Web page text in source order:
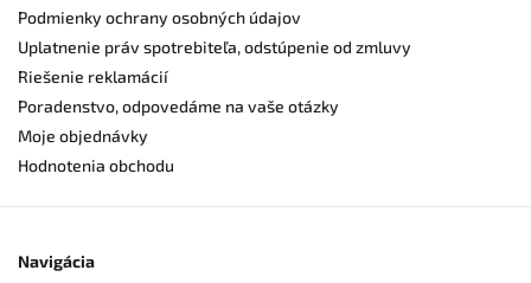
Podmienky ochrany osobných údajov
Uplatnenie práv spotrebiteľa, odstúpenie od zmluvy
Riešenie reklamácií
Poradenstvo, odpovedáme na vaše otázky
Moje objednávky
Hodnotenia obchodu
Navigácia